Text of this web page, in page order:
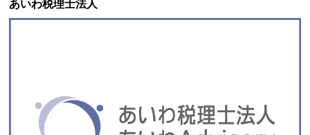
あいわ税理士法人